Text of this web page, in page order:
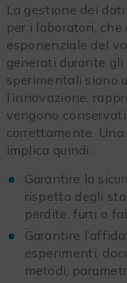
La gestione dei
per i laboratori,
esponenziale del
generati durante
sperimentali siano
l’innovazione,
vengono
correttamente.
implica quindi :
Garantire la
rispetto degli
perdite, furti o
Garantire
esperimenti,
metodi,